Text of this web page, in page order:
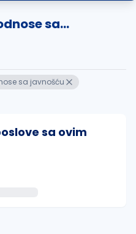
sa...
sa javnošću
sa ovim